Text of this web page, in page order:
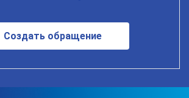
Создать обращение